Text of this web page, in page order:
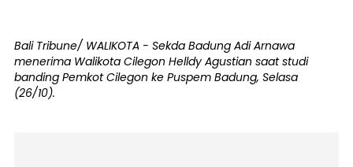
Bali Tribune/ WALIKOTA - Sekda Badung Adi Arnawa
menerima Walikota Cilegon Helldy Agustian saat studi
banding Pemkot Cilegon ke Puspem Badung, Selasa
(26/10).